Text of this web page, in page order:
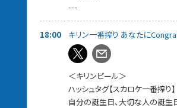
19時20分頃【小林幸子さん来社】
「新潟県民栄誉賞」受賞！
「新潟観光大使」でもある小林幸子さんが
---
18:00 キリン一番搾り あなたに
＜キリンビール＞
ハッシュタグ【スカロケ一番搾り】
自分の誕生日、大切な人の誕生